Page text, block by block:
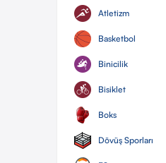
Atletizm
Basketbol
Binicilik
Bisiklet
Boks
Dövüş Sporları